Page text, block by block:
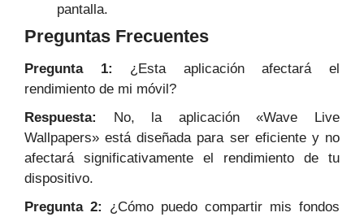
pantalla.
Preguntas Frecuentes
Pregunta 1: ¿Esta aplicación afectará el
rendimiento de mi móvil?
Respuesta:
No, la aplicación «Wave Live
Wallpapers» está diseñada para ser eficiente y no
afectará significativamente el rendimiento de tu
dispositivo.
Pregunta 2:
¿Cómo puedo compartir mis fondos